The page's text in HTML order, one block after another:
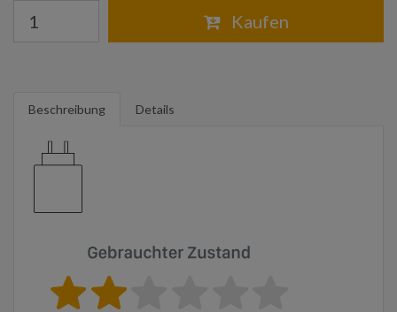
Kaufen
Beschreibung Details